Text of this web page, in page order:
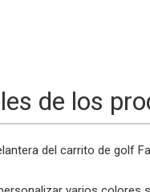
de los
del carrito de golf